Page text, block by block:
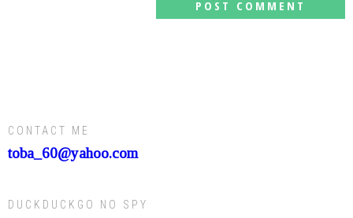
CONTACT ME
toba_60@yahoo.com
DUCKDUCKGO NO SPY